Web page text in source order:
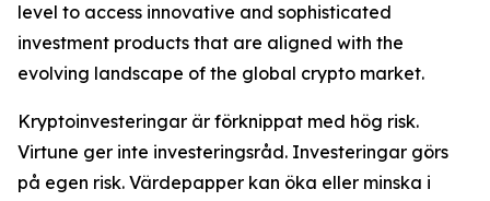
level to access innovative and sophisticated
investment products that are aligned with the
evolving landscape of the global crypto market.
Kryptoinvesteringar är förknippat med hög risk.
Virtune ger inte investeringsråd. Investeringar görs
på egen risk. Värdepapper kan öka eller minska i